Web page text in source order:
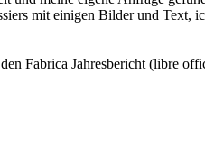
mit einigen Bilder und Text,
Fabrica Jahresbericht (libre